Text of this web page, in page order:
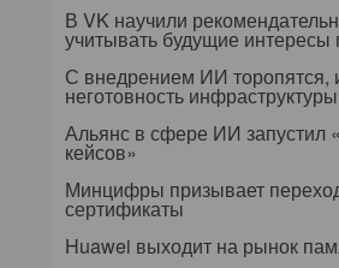
В VK научили
учитывать будущие интересы
С внедрением ИИ торопятся,
неготовность инфраструктуры
Альянс в сфере ИИ запустил
кейсов»
Минцифры призывает
сертификаты
Huawei выходит на рынок